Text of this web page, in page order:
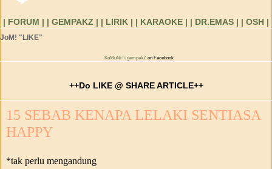
| FORUM | | GEMPAKZ | | LIRIK | | KARAOKE | | DR.EMAS | | OSH |
JoM! "LIKE"
KoMuNiTi gempakZ on Facebook
++Do LIKE @ SHARE ARTICLE++
15 SEBAB KENAPA LELAKI SENTIASA
HAPPY
*tak perlu mengandung